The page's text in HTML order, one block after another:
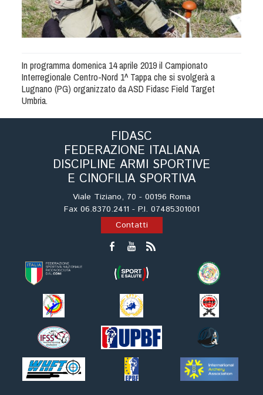
In programma domenica 14 aprile 2019 il Campionato
Interregionale Centro-Nord 1^ Tappa che si svolgerà a
Lugnano (PG) organizzato da ASD Fidasc Field Target
Umbria.
FIDASC
FEDERAZIONE ITALIANA
DISCIPLINE ARMI SPORTIVE
E CINOFILIA SPORTIVA
Viale Tiziano, 70 - 00196 Roma
Fax 06.8370.2411 - P.I. 07485301001
Contatti
Modelli e moduli
Albo Atleti Cinofili
Tiro di Campagna
Tiro a Palla
Tiro con l'arco da caccia
Field Target
Paintball
Softair
Cinofilia Sportiva
Agility
DiscDog
Dog Balance
Dog Trail